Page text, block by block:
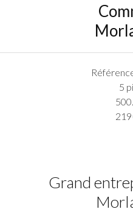
5
Grand